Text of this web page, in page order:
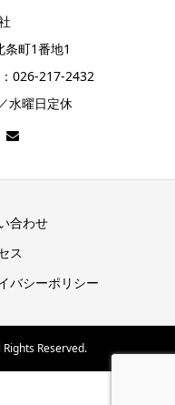
町1番地1
026-217-2432
水曜日定休
合わせ
ス
バシーポリシー
Reserved.